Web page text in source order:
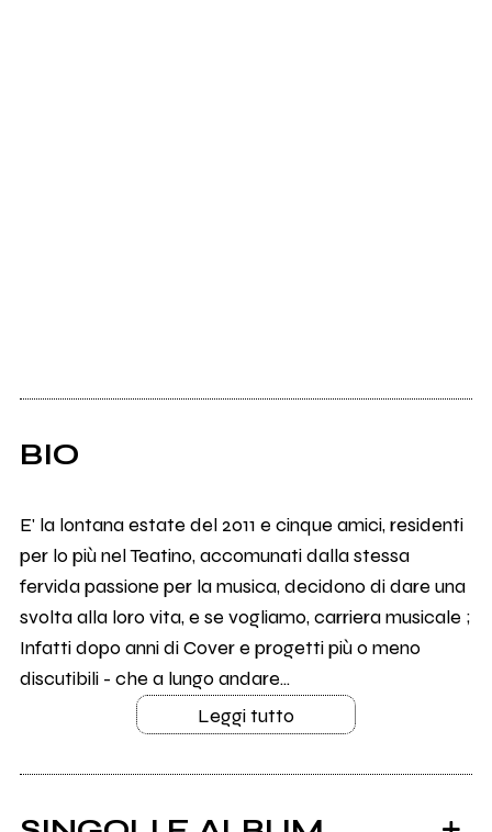
BIO
E' la lontana estate del 2011 e cinque amici, residenti
per lo più nel Teatino, accomunati dalla stessa
fervida passione per la musica, decidono di dare una
svolta alla loro vita, e se vogliamo, carriera musicale ;
Infatti dopo anni di Cover e progetti più o meno
discutibili - che a lungo andare...
Leggi tutto